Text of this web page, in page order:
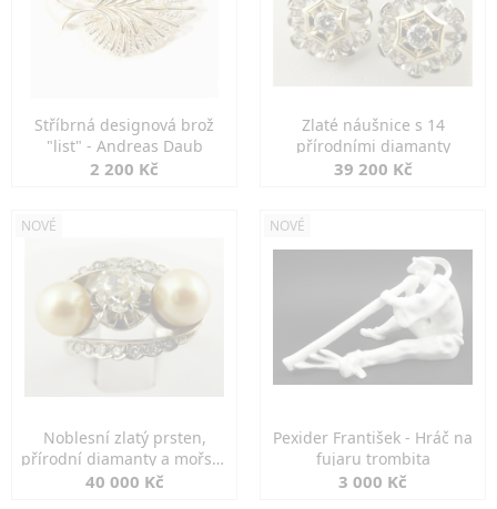
Stříbrná designová brož
"list" - Andreas Daub
2 200 Kč
Zlaté náušnice s 14
přírodními diamanty
39 200 Kč
NOVÉ
Noblesní zlatý prsten,
přírodní diamanty a mořské
perly
40 000 Kč
NOVÉ
Pexider František - Hráč na
fujaru trombita
3 000 Kč